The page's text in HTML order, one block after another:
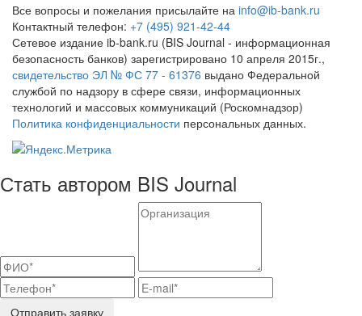
Все вопросы и пожелания присылайте на info@ib-bank.ru
Контактный телефон: +7 (495) 921-42-44
Сетевое издание ib-bank.ru (BIS Journal - информационная
безопасность банков) зарегистрировано 10 апреля 2015г.,
свидетельство ЭЛ № ФС 77 - 61376 выдано Федеральной
службой по надзору в сфере связи, информационных
технологий и массовых коммуникаций (Роскомнадзор)
Политика конфиденциальности персональных данных.
Стать автором BIS Journal
Отправить заявку